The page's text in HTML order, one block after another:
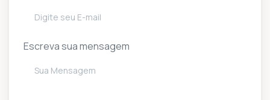
Escreva sua mensagem